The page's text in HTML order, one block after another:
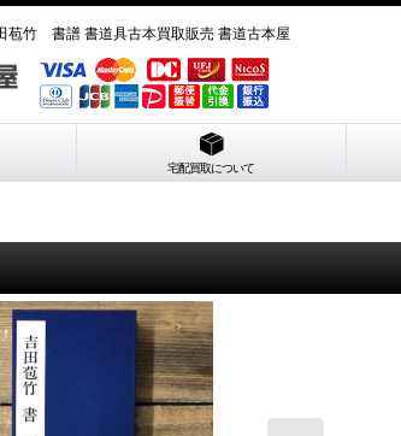
竹 書譜 書道具古本買取販売 書道古本屋
宅配買取について